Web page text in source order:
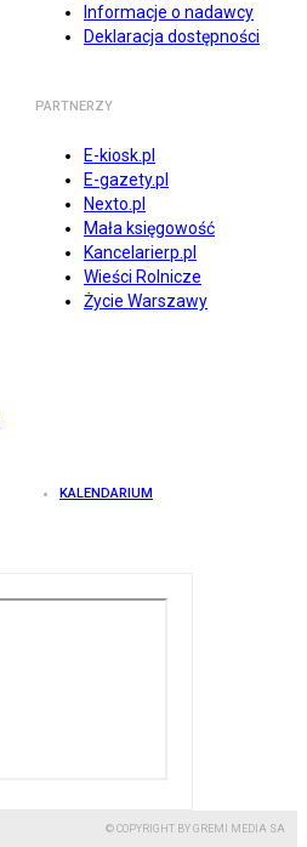
Informacje o nadawcy
Deklaracja dostępności
PARTNERZY
E-kiosk.pl
E-gazety.pl
Nexto.pl
Mała księgowość
Kancelarierp.pl
Wieści Rolnicze
Życie Warszawy
KALENDARIUM
© COPYRIGHT BY GREMI MEDIA SA